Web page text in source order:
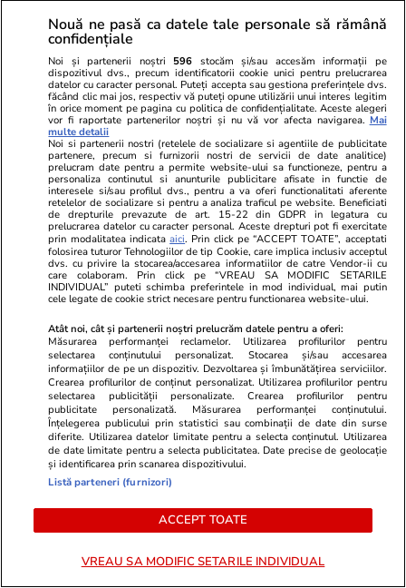
obligaţiile tale la bloc, conform
legii asociaţiilor de proprietari
Știri România 12:03
Cele patru barje vor fi
scufundate azi în Dunăre, ca să
salveze centrala de la
Cernavodă. Când are loc
operațiunea
Adormirea Maicii Domnului – o
reflecție asupra unei mari
sărbători
Auziți balastierele găinarilor
Nouă ne pasă ca datele tale personale să rămână
confidențiale
Noi și partenerii noștri 596 stocăm și/sau accesăm informații pe
dispozitivul dvs., precum identificatorii cookie unici pentru prelucrarea
datelor cu caracter personal. Puteți accepta sau gestiona preferințele dvs.
făcând clic mai jos, respectiv vă puteți opune utilizării unui interes legitim
în orice moment pe pagina cu politica de confidențialitate. Aceste alegeri
vor fi raportate partenerilor noștri și nu vă vor afecta navigarea. Mai
multe detalii
Noi si partenerii nostri (retelele de socializare si agentiile de publicitate
partenere, precum si furnizorii nostri de servicii de date analitice)
prelucram date pentru a permite website-ului sa functioneze, pentru a
personaliza continutul si anunturile publicitare afisate in functie de
interesele si/sau profilul dvs., pentru a va oferi functionalitati aferente
retelelor de socializare si pentru a analiza traficul pe website. Beneficiati
de drepturile prevazute de art. 15-22 din GDPR in legatura cu
prelucrarea datelor cu caracter personal. Aceste drepturi pot fi exercitate
prin modalitatea indicataaici. Prin click pe “ACCEPT TOATE”, acceptati
folosirea tuturor Tehnologiilor de tip Cookie, care implica inclusiv acceptul
dvs. cu privire la stocarea/accesarea informatiilor de catre Vendor-ii cu
care colaboram. Prin click pe “VREAU SA MODIFIC SETARILE
INDIVIDUAL” puteti schimba preferintele in mod individual, mai putin
cele legate de cookie strict necesare pentru functionarea website-ului.
Atât noi, cât și partenerii noștri prelucrăm datele pentru a oferi:
Măsurarea performanței reclamelor. Utilizarea profilurilor pentru
selectarea conținutului personalizat. Stocarea și/sau accesarea
informațiilor de pe un dispozitiv. Dezvoltarea și îmbunătățirea serviciilor.
Crearea profilurilor de conținut personalizat. Utilizarea profilurilor pentru
selectarea publicității personalizate. Crearea profilurilor pentru
publicitate personalizată. Măsurarea performanței conținutului.
Înțelegerea publicului prin statistici sau combinații de date din surse
diferite. Utilizarea datelor limitate pentru a selecta conținutul. Utilizarea
de date limitate pentru a selecta publicitatea. Date precise de geolocație
și identificarea prin scanarea dispozitivului.
Listă parteneri (furnizori)
ACCEPT TOATE
VREAU SA MODIFIC SETARILE INDIVIDUAL